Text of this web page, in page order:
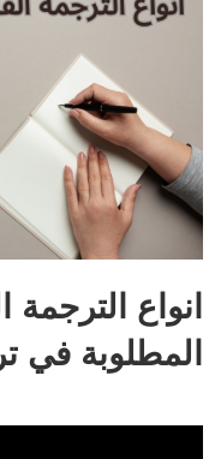
انواع الترجمة
المطلوبة في